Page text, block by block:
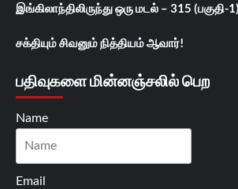
இங்கிலாந்திலிருந்து ஒரு மடல் – 315 (பகுதி-1)
சக்தியும் சிவனும் நித்தியம் ஆவார்!
பதிவுகளை மின்னஞ்சலில் பெற
Name
Email